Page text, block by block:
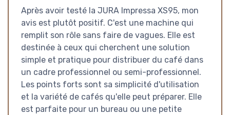
Après avoir testé la JURA Impressa XS95, mon
avis est plutôt positif. C'est une machine qui
remplit son rôle sans faire de vagues. Elle est
destinée à ceux qui cherchent une solution
simple et pratique pour distribuer du café dans
un cadre professionnel ou semi-professionnel.
Les points forts sont sa simplicité d'utilisation
et la variété de cafés qu'elle peut préparer. Elle
est parfaite pour un bureau ou une petite